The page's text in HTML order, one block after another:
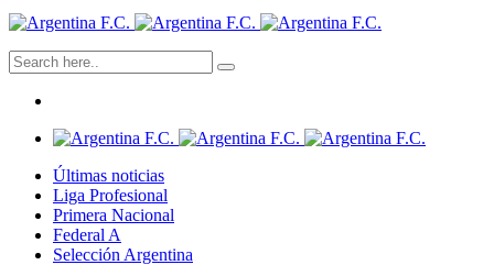
Últimas noticias
Liga Profesional
Primera Nacional
Federal A
Selección Argentina